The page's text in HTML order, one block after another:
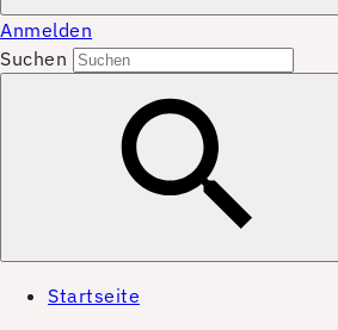
Anmelden
Suchen
Startseite